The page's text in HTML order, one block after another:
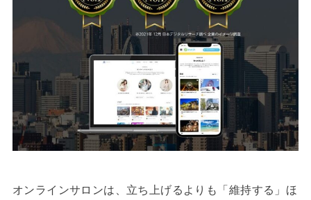
オンラインサロンは、立ち上げるよりも「維持する」ほ